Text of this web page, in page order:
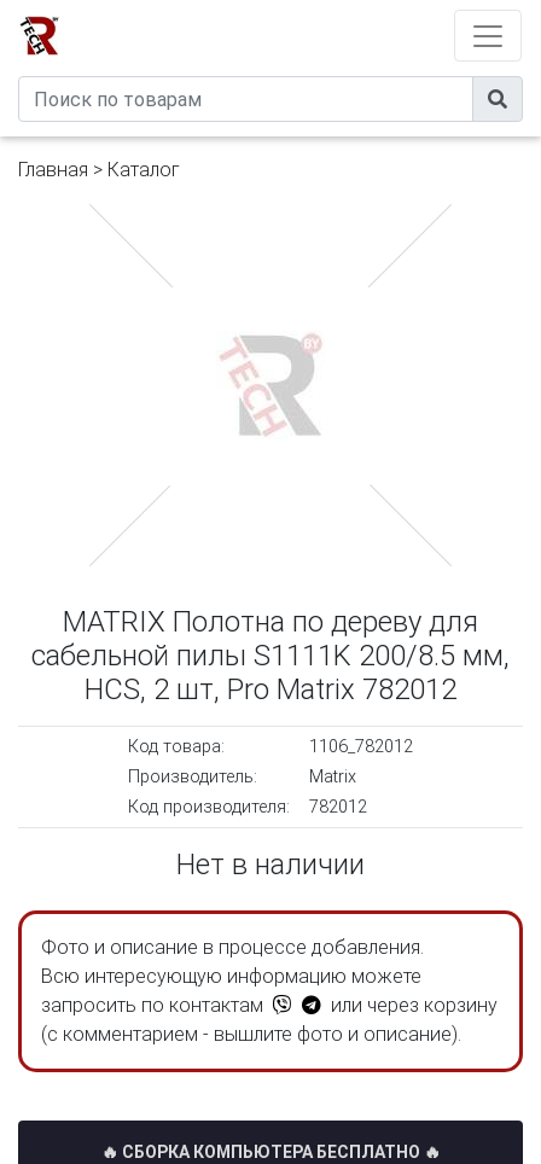
Главная > Каталог
MATRIX Полотна по дереву для
сабельной пилы S1111K 200/8.5 мм,
HCS, 2 шт, Pro Matrix 782012
Код товара:
1106_782012
Производитель:
Matrix
Код производителя:
782012
Нет в наличии
Фото и описание в процессе добавления.
Всю интересующую информацию можете
запросить по контактам
или через корзину
(с комментарием - вышлите фото и описание).
🔥 СБОРКА КОМПЬЮТЕРА БЕСПЛАТНО 🔥